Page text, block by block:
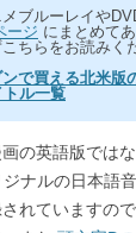
ブルーレイや
ージ にまとめて
ちらをお読みく
ンで買える北米版
トル一覧
の英語版ではな
ナルの日本語
れていますの